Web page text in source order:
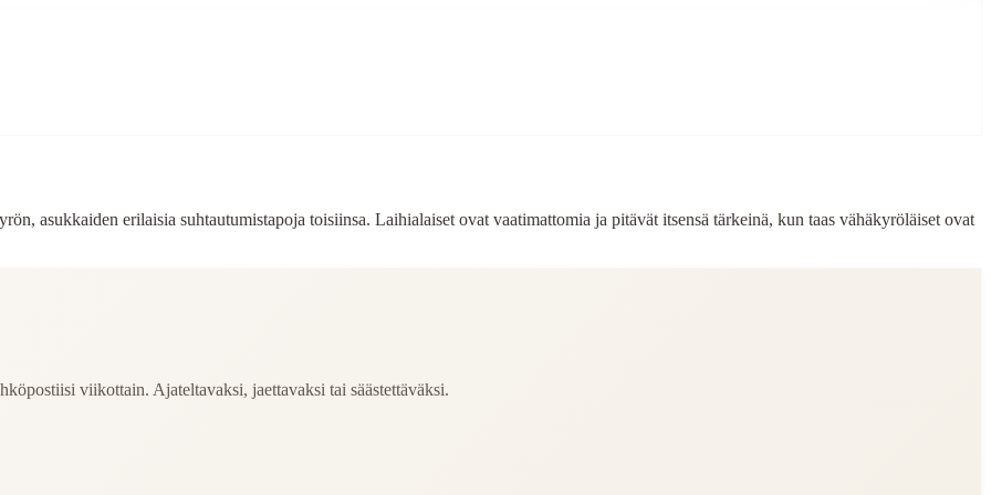
asukkaiden erilaisia suhtautumistapoja toisiinsa. Laihialaiset ovat vaatimattomia ja pitävät itsensä tärkeinä, kun taas vähäkyröläiset ovat
viikottain. Ajateltavaksi, jaettavaksi tai säästettäväksi.